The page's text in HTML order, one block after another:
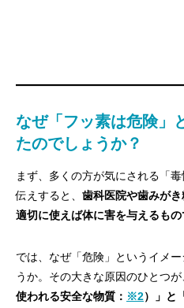
なぜ「フッ素は危険」
たのでしょうか？
まず、多くの方が気にされる「
伝えすると、 歯科医院や歯みがき
適切に使えば体に害を与えるもの
では、なぜ「危険」というイメ
うか。その大きな原因のひとつが
使われる安全な物質： ※2）」と